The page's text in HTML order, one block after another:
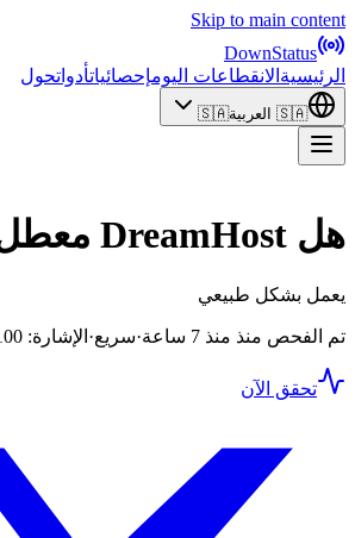
Skip to main content
DownStatus
الرئيسية الانقطاعات اليومإحصائياتأدواتحول
🇸🇦 العربية🇸🇦
هل DreamHost معطل الآن؟
يعمل بشكل طبيعي
تم الفحص منذ منذ 7 ساعة ·سريع· الإشارة: 100%
تحقق الآن